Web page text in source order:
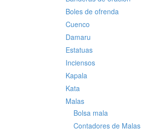
Boles de ofrenda
Cuenco
Damaru
Estatuas
Inciensos
Kapala
Kata
Malas
Bolsa mala
Contadores de Malas